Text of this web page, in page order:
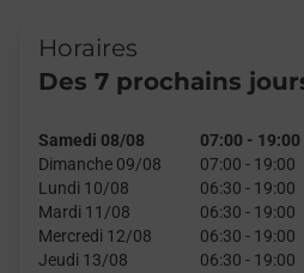
Horaires
Des 7 prochains
Samedi 08/08 07:00 - 19:00
Dimanche 09/08
07:00 - 19:00
Lundi 10/08
06:30 - 19:00
Mardi 11/08
06:30 - 19:00
Mercredi 12/08
06:30 - 19:00
Jeudi 13/08
06:30 - 19:00